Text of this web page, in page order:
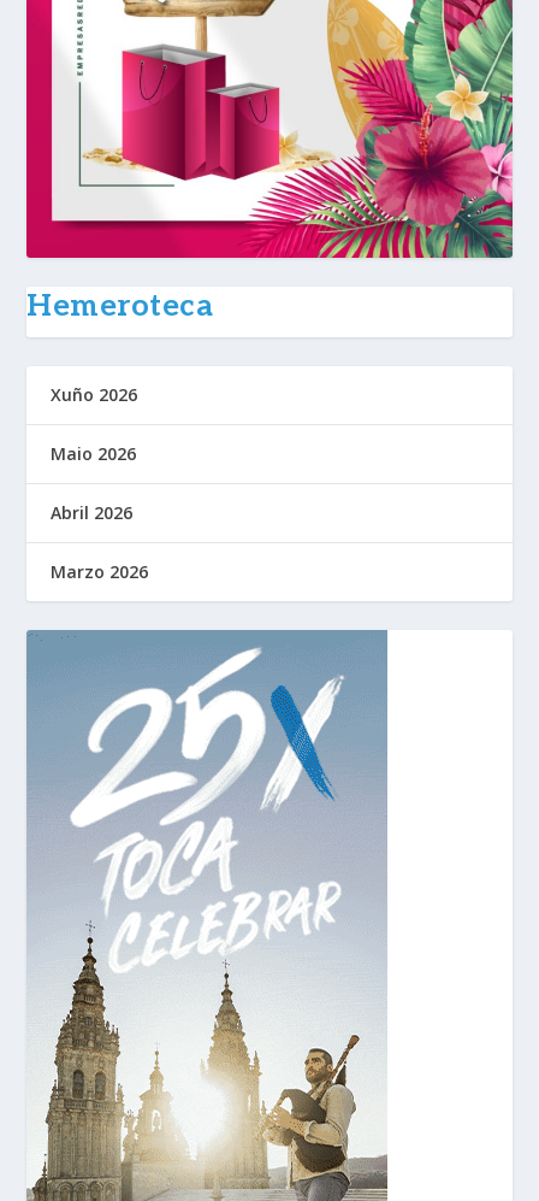
Hemeroteca
Xuño 2026
Maio 2026
Abril 2026
Marzo 2026